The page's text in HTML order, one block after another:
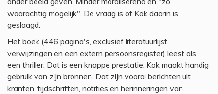
waarachtig mogelijk". De vraag is of Kok daarin is
geslaagd.
Het boek (446 pagina's, exclusief literatuurlijst,
verwijzingen en een extern persoonsregister) leest als
een thriller. Dat is een knappe prestatie. Kok maakt handig
gebruik van zijn bronnen. Dat zijn vooral berichten uit
kranten, tijdschriften, notities en herinneringen van